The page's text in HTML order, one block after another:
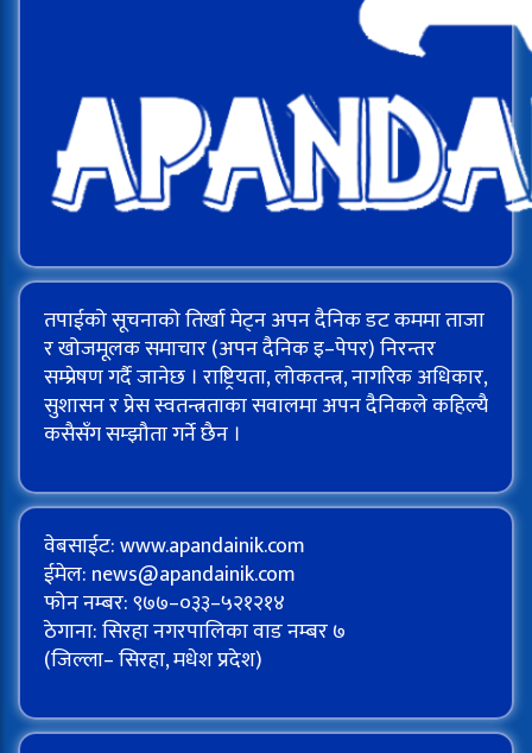
तपाईको सूचनाको तिर्खा मेट्न अपन दैनिक डट कममा ताजा
र खोजमूलक समाचार (अपन दैनिक इ–पेपर) निरन्तर
सम्प्रेषण गर्दै जानेछ । राष्ट्रियता, लोकतन्त्र, नागरिक अधिकार,
सुशासन र प्रेस स्वतन्त्रताका सवालमा अपन दैनिकले कहिल्यै
कसैसँग सम्झौता गर्ने छैन ।
वेबसाईट: www.apandainik.com
ईमेल: news@apandainik.com
फोन नम्बर: ९७७–०३३–५२१२१४
ठेगाना: सिरहा नगरपालिका वाड नम्बर ७
(जिल्ला– सिरहा, मधेश प्रदेश)